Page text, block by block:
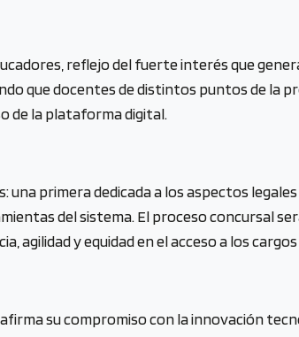
reflejo del fuerte interés que
que docentes de distintos puntos de la
de la plataforma digital.
primera dedicada a los aspectos
del sistema. El proceso concursal
agilidad y equidad en el acceso a los
su compromiso con la innovación